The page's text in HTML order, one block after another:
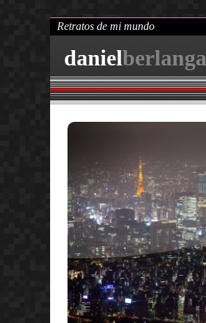
danielberlanga
Retratos de mi mundo